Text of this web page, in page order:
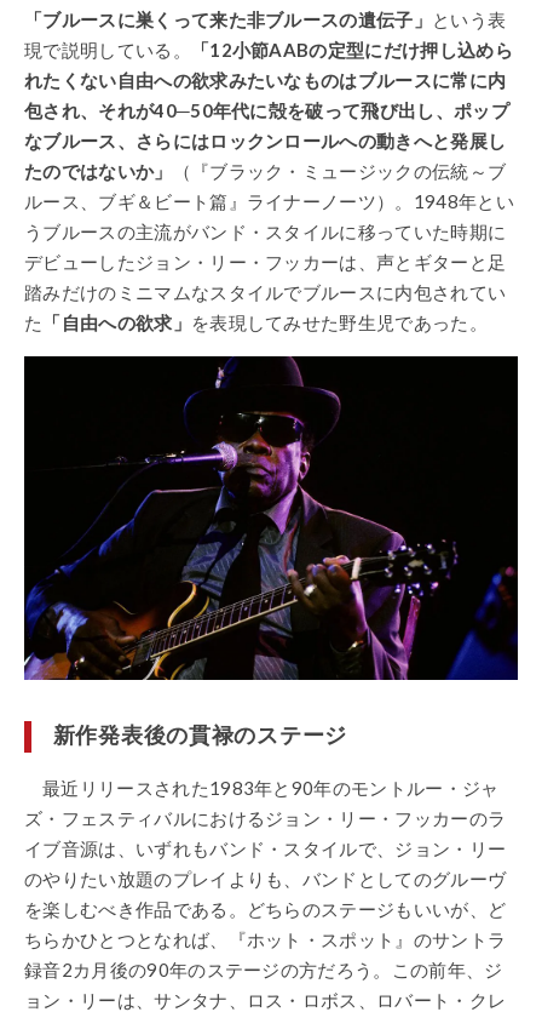
「ブルースに巣くって来た非ブルースの遺伝子」 という表
現で説明している。
「12小節AABの定型にだけ押し込めら
れたくない自由への欲求みたいなものはブルースに常に内
包され、それが40─50年代に殻を破って飛び出し、ポップ
なブルース、さらにはロックンロールへの動きへと発展し
たのではないか」
（『ブラック・ミュージックの伝統～ブ
ルース、ブギ＆ビート篇』ライナーノーツ）。1948年とい
うブルースの主流がバンド・スタイルに移っていた時期に
デビューしたジョン・リー・フッカーは、声とギターと足
踏みだけのミニマムなスタイルでブルースに内包されてい
た
「自由への欲求」 を表現してみせた野生児であった。
新作発表後の貫禄のステージ
最近リリースされた1983年と90年のモントルー・ジャ
ズ・フェスティバルにおけるジョン・リー・フッカーのラ
イブ音源は、いずれもバンド・スタイルで、ジョン・リー
のやりたい放題のプレイよりも、バンドとしてのグルーヴ
を楽しむべき作品である。どちらのステージもいいが、ど
ちらかひとつとなれば、『ホット・スポット』のサントラ
録音2カ月後の90年のステージの方だろう。この前年、ジ
ョン・リーは、サンタナ、ロス・ロボス、ロバート・クレ